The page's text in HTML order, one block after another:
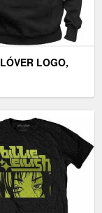
LOGO,
ICONS BLACK M